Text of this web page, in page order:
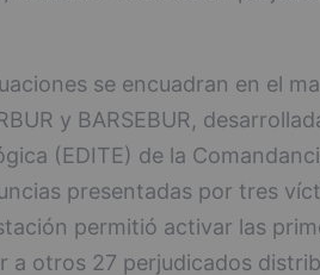
se encuadran en el
y BARSEBUR,
(EDITE) de la
presentadas por tres
permitió activar las
a otros 27 perjudicados